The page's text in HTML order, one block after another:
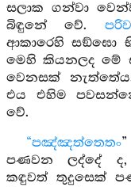
සලාක ගන්වා
බිඳුනේ වේ.
ආකාරෙහි සඞ්ඝො
මෙහි කියනලද මේ
වෙනසක්
එය එහිම
වේ.
“පඤ්ඤත්තෙතං
පණවන ලද්දේ ද,
කඳුවත් තුදුසෙක්